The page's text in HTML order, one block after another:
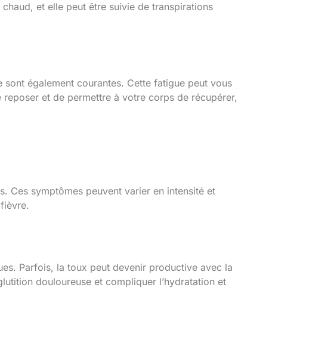
et elle peut être suivie de transpirations
également courantes. Cette fatigue peut vous
et de permettre à votre corps de récupérer,
Ces symptômes peuvent varier en intensité et
Parfois, la toux peut devenir productive avec la
douloureuse et compliquer l’hydratation et